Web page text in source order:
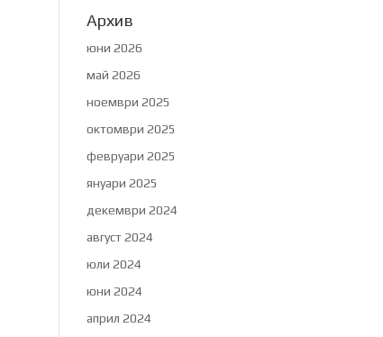
Архив
юни 2026
май 2026
ноември 2025
октомври 2025
февруари 2025
януари 2025
декември 2024
август 2024
юли 2024
юни 2024
април 2024